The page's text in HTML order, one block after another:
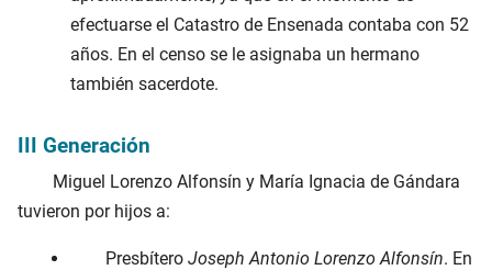
efectuarse el Catastro de Ensenada contaba con 52
años. En el censo se le asignaba un hermano
también sacerdote.
III Generación
Miguel Lorenzo Alfonsín y María Ignacia de Gándara
tuvieron por hijos a:
Presbítero Joseph Antonio Lorenzo Alfonsín. En